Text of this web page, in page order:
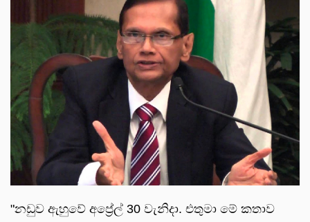
"නඩුව ඇහුවේ අප්‍රේල් 30 වැනිදා. එතුමා මේ කතාව